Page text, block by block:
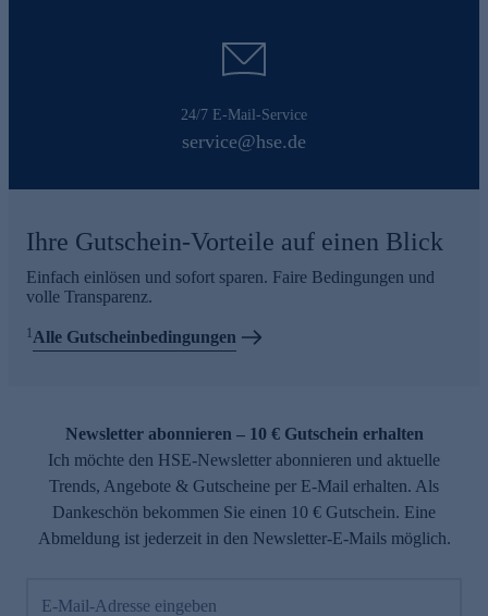
24/7 E-Mail-Service
service@hse.de
Ihre Gutschein-Vorteile auf einen Blick
Einfach einlösen und sofort sparen. Faire Bedingungen und
volle Transparenz.
1Alle Gutscheinbedingungen
Newsletter abonnieren – 10 € Gutschein erhalten
Ich möchte den HSE-Newsletter abonnieren und aktuelle
Trends, Angebote & Gutscheine per E-Mail erhalten. Als
Dankeschön bekommen Sie einen 10 € Gutschein. Eine
Abmeldung ist jederzeit in den Newsletter-E-Mails möglich.
E-Mail-Adresse eingeben